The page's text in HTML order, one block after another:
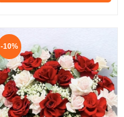
-10%